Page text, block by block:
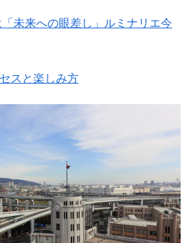
未来への眼差し」ルミナリエ今
スと楽しみ方